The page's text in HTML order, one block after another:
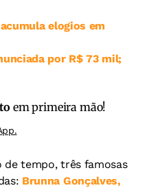
elogios em
por R$ 73 mil;
em primeira mão!
tempo, três famosas
Brunna Gonçalves,